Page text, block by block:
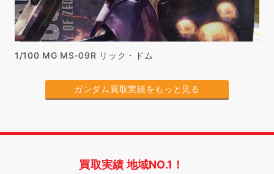
1/100 MG MS-09R リック・ドム
ガンダム買取実績をもっと見る
買取実績 地域NO.1！